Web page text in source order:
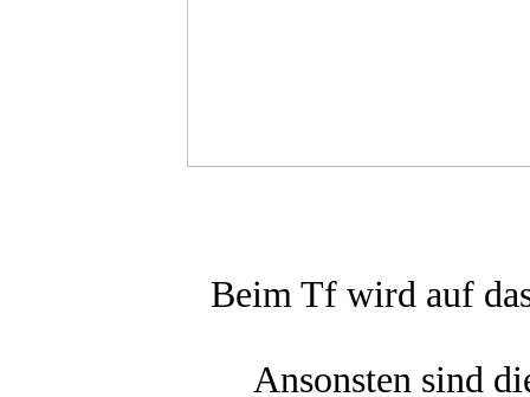
Beim Tf wird auf
Ansonsten sind